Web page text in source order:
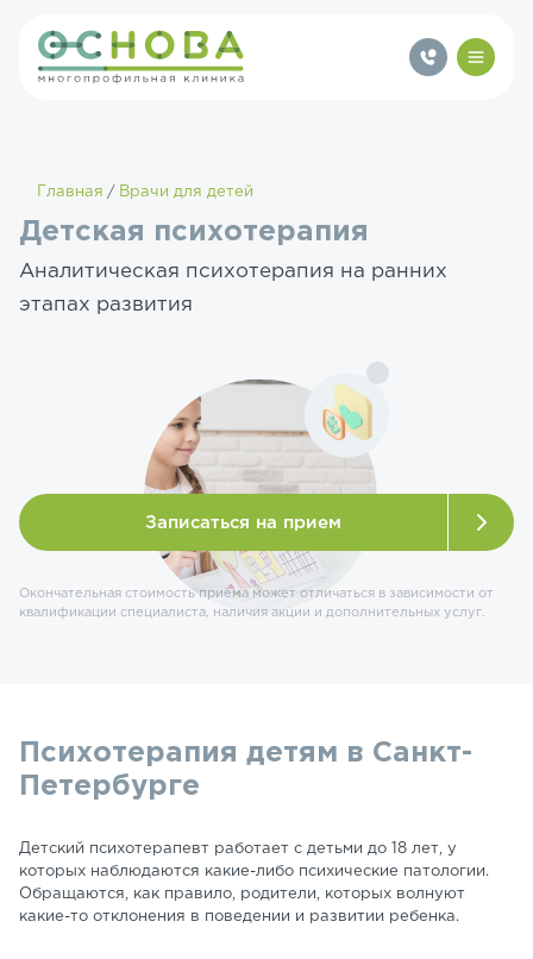
Главная Врачи для детей
Детская психотерапия
Аналитическая психотерапия на ранних
этапах развития
Записаться на прием
Окончательная стоимость приёма может отличаться в зависимости от
квалификации специалиста, наличия акции и дополнительных услуг.
Психотерапия детям в Санкт-
Петербурге
Детский психотерапевт работает с детьми до 18 лет, у
которых наблюдаются какие-либо психические патологии.
Обращаются, как правило, родители, которых волнуют
какие-то отклонения в поведении и развитии ребенка.